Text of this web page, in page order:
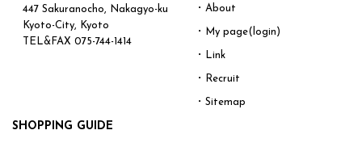
447 Sakuranocho, Nakagyo-ku
Kyoto-City, Kyoto
TEL&FAX075-744-1414
・About
・My page(login)
・Link
・Recruit
・Sitemap
SHOPPING GUIDE